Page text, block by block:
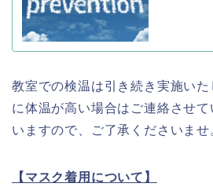
教室での検温は引き続き実施い
に体温が高い場合はご連絡させ
いますので、ご了承くださいませ
【マスク着用について】